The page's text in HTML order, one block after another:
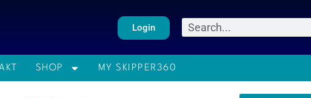
Login Suche
SHOP MY SKIPPER360